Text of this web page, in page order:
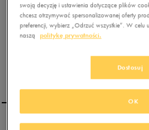
swoją decyzję i ustawienia dotyczące plików
chcesz otrzymywać spersonalizowanej oferty
preferencji, wybierz „Odrzuć wszystkie”. W celu
naszą
politykę prywatności.
Dostosuj
OK